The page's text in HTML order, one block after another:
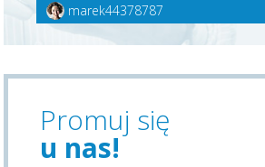
marek44378787
Promuj się
u nas!